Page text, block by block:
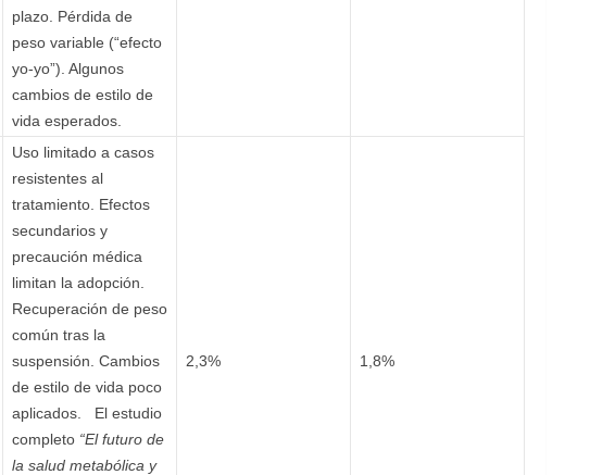
plazo. Pérdida de
peso variable (“efecto
yo-yo”). Algunos
cambios de estilo de
vida esperados.
Uso limitado a casos
resistentes al
tratamiento. Efectos
secundarios y
precaución médica
limitan la adopción.
Recuperación de peso
común tras la
suspensión. Cambios
de estilo de vida poco
aplicados. El estudio
completo “El futuro de
la salud metabólica y
2,3% 1,8%